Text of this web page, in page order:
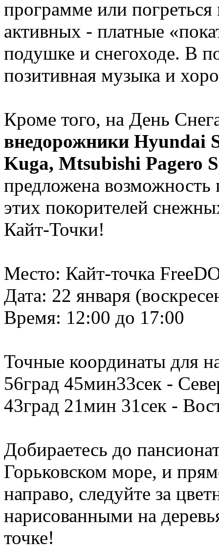
программе или
активных - платные
подушке и снегоходе. В
позитивная музыка и
Кроме того, на День
внедорожники Hyundai
Kuga, Mtsubishi Pagero
предложена возможность
этих покорителей
Кайт-Точки!
Место: Кайт-точка
Дата: 22 января
Время: 12:00 до 17:00
Точные координаты для
56град 45мин33сек -
43град 21мин 31сек -
Добираетесь до
Горьковском море, и
направо, следуйте за
нарисованными на
точке!